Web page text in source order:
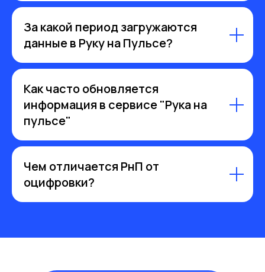
За какой период загружаются
данные в Руку на Пульсе?
Как часто обновляется
информация в сервисе "Рука на
пульсе"
Чем отличается РнП от
оцифровки?